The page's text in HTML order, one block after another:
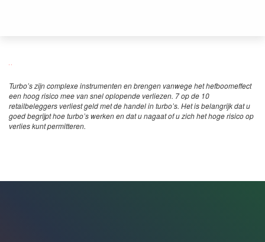
Turbo’s zijn complexe instrumenten en brengen vanwege het hefboomeffect
een hoog risico mee van snel oplopende verliezen. 7 op de 10
retailbeleggers verliest geld met de handel in turbo’s. Het is belangrijk dat u
goed begrijpt hoe turbo’s werken en dat u nagaat of u zich het hoge risico op
verlies kunt permitteren.